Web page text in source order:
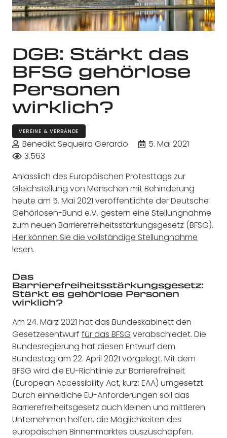
DGB: Stärkt das
BFSG gehörlose
Personen
wirklich?
VEREINE & VERBÄNDE
Benedikt Sequeira Gerardo
5. Mai 2021
3.563
Anlässlich des Europäischen Protesttags zur
Gleichstellung von Menschen mit Behinderung
heute am 5. Mai 2021 veröffentlichte der Deutsche
Gehörlosen-Bund e.V. gestern eine Stellungnahme
zum neuen Barrierefreiheitsstärkungsgesetz (BFSG).
Hier können Sie die vollständige Stellungnahme
lesen.
Das
Barrierefreiheitsstärkungsgesetz:
Stärkt es gehörlose Personen
wirklich?
Am 24. März 2021 hat das Bundeskabinett den
Gesetzesentwurf für das BFSG verabschiedet. Die
Bundesregierung hat diesen Entwurf dem
Bundestag am 22. April 2021 vorgelegt. Mit dem
BFSG wird die EU-Richtlinie zur Barrierefreiheit
(European Accessibility Act, kurz: EAA) umgesetzt.
Durch einheitliche EU-Anforderungen soll das
Barrierefreiheitsgesetz auch kleinen und mittleren
Unternehmen helfen, die Möglichkeiten des
europäischen Binnenmarktes auszuschöpfen.